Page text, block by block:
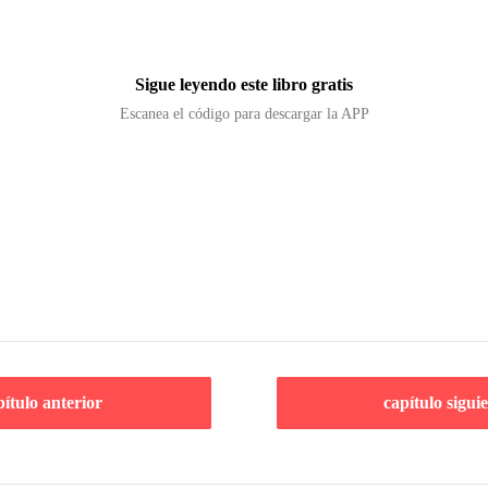
Sigue leyendo este libro gratis
Escanea el código para descargar la APP
anterior capítulo